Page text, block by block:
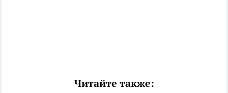
Читайте также: